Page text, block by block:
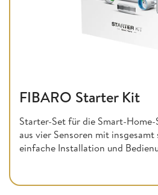
FIBARO Starter Kit
Starter-Set für die Smart-
aus vier Sensoren mit
einfache Installation und